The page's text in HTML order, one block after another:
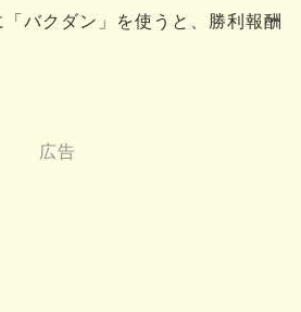
「バクダン」を使うと、勝利報酬